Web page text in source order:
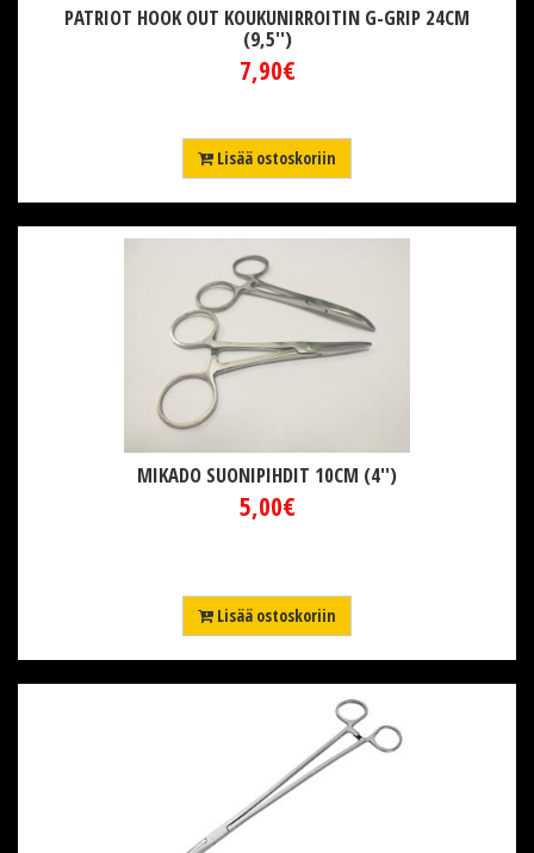
PATRIOT HOOK OUT KOUKUNIRROITIN G-GRIP 24CM
(9,5'')
7,90€
Lisää ostoskoriin
MIKADO SUONIPIHDIT 10CM (4'')
5,00€
Lisää ostoskoriin